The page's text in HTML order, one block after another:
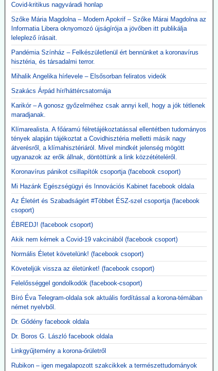
Közzétevő: Teljesen mellékes, hogy volt-e (van-e) elég ember ennyi
gép üzemeltetésére. A gépek használata kontraproduktív, nem
gyógyítja az influenzás beteget, hanem sietteti, elősegíti halálukat.
Erre több bejegyzésben felhívtuk a figyelmet. Beszerzésük egy célt
szolgált: a 120 milliárd lenyúlását. Ennyi volt a különbség a
gyárkapunál érvényes ár, és a magyar adófizető által kifizetett 300
milliárd között.
A gépek vásárlása emellett hozzájárult a pszichoterrorhoz, ami
aztán ahhoz vezetett, hogy az emberek önként sorba álltak, hogy
fölvehessék a génterápiás oltást.
2026.05.12. JonFletwood.com: A Moderna
megerősítette, hogy új mRNS-bázisú
influenzaoltása hatszor több súlyos mellékhatást
okoz
A New England Journal of Medicine által nemrég közzétett, 3. szintű
tanulmány megerősítette, hogy a Moderna kísérleti mRNS-alapú
szezonális influenzaoltóanyaga, az mRNA-1010, a szokásos
súlyos, rövid távú mellékhatásokat, miközben a tünetekkel járó,
PCR-rel igazolt influenzaszerű megbetegedések számának abszolút
csökkenése kevesebb mint egy százalékpont volt.
Közzétevő: A szlogen az ellenkezőjére fordult.
"Hatástalan és ártalmas."
Covid-kritikus nagyváradi honlap
Szőke Mária Magdolna – Modern Apokrif – Szőke Márai Magdolna az
Informatia Libera oknyomozó újságírója a jövőben itt publikálja
leleplező írásait.
Pandémia Színház – Felkészületlenül ért bennünket a koronavírus
hisztéria, és társadalmi terror.
Mihalik Angelika hírlevele – Elsősorban feliratos videók
Szakács Árpád hír/háttércsatornája
Karikór – A gonosz győzelméhez csak annyi kell, hogy a jók tétlenek
maradjanak.
Klímarealista. A főáramú félretájékoztatással ellentétben tudományos
tények alapján tájékoztat a Covidhisztéria melletti másik nagy
átverésről, a klímahisztériáról. Mivel mindkét jelenség mögött
ugyanazok az erők állnak, döntöttünk a link közzétételéről.
Koronavírus pánikot csillapítók csoportja (facebook csoport)
Mi Hazánk Egészségügyi és Innovációs Kabinet facebook oldala
Az Életért és Szabadságért #Többet ÉSZ-szel csoportja (facebook
csoport)
ÉBREDJ! (facebook csoport)
Akik nem kérnek a Covid-19 vakcinából (facebook csoport)
Normális Életet követelünk! (facebook csoport)
Követeljük vissza az életünket! (facebook csoport)
Felelősséggel gondolkodók (facebook-csoport)
Bíró Éva Telegram-oldala sok aktuális fordítással a korona-témában
német nyelvből.
Dr. Gődény facebook oldala
Dr. Boros G. László facebook oldala
Linkgyűjtemény a korona-őrületről
Rubikon – igen megalapozott szakcikkek a természettudományok